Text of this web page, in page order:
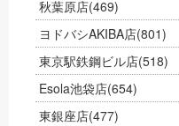
秋葉原店(469)
ヨドバシAKIBA店(801)
東京駅鉄鋼ビル店(518)
Esola池袋店(654)
東銀座店(477)